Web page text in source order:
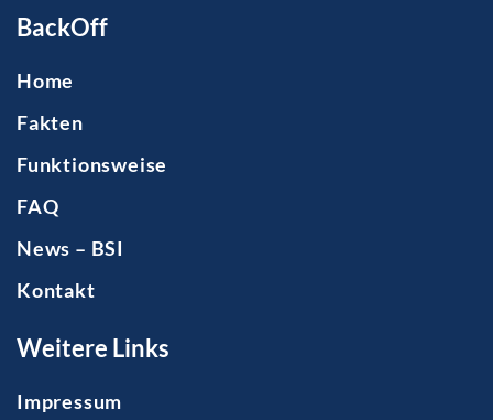
BackOff
Home
Fakten
Funktionsweise
FAQ
News – BSI
Kontakt
Weitere Links
Impressum